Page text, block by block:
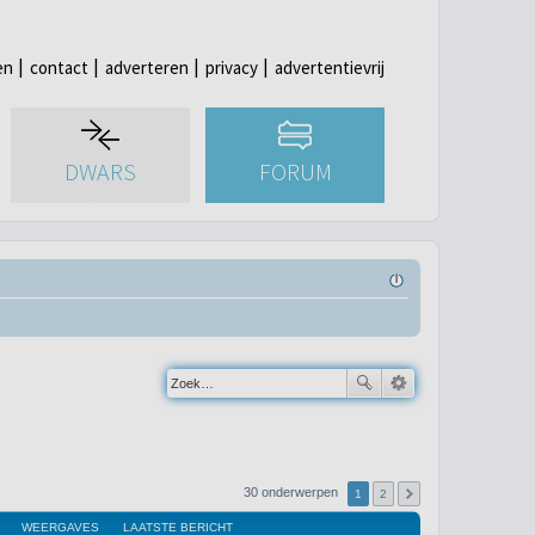
contact adverteren privacy advertentievrij
DWARS FORUM
30 onderwerpen 1 2
WEERGAVES LAATSTE BERICHT